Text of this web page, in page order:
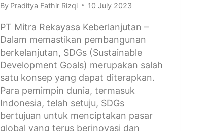
By Praditya Fathir Rizqi 10 July 2023
PT Mitra Rekayasa Keberlanjutan –
Dalam memastikan pembangunan
berkelanjutan, SDGs (Sustainable
Development Goals) merupakan salah
satu konsep yang dapat diterapkan.
Para pemimpin dunia, termasuk
Indonesia, telah setuju, SDGs
bertujuan untuk menciptakan pasar
global yang terus berinovasi dan